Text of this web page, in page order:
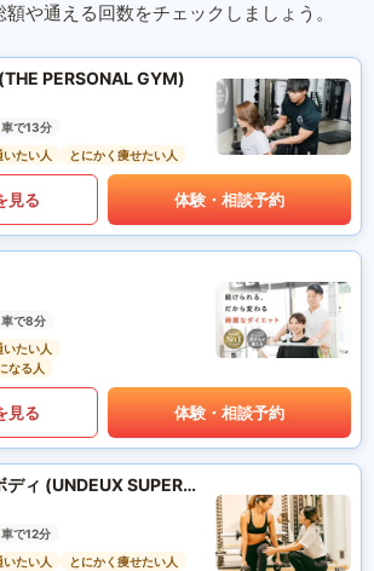
や通える回数をチェックしましょう。
PERSONAL GYM)
で13分
たい人
とにかく痩せたい人
見る 体験・相談予約
で8分
たい人
なる人
見る 体験・相談予約
アンドゥスーパーボディ (UNDEUX SUPERBODY)
で12分
たい人
とにかく痩せたい人